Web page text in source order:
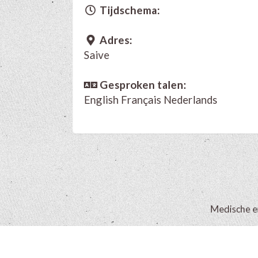
Tijdschema:
Adres:
Saive
Gesproken talen:
English Français Nederlands
Medische